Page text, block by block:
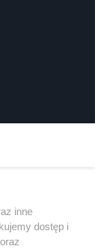
inne
dostęp i